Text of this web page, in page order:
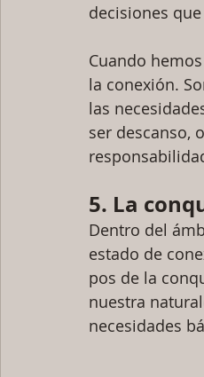
decisiones
Cuando
la conexión.
las
ser descanso,
5. La
Dentro del
estado de
pos de la
nuestra
necesidades